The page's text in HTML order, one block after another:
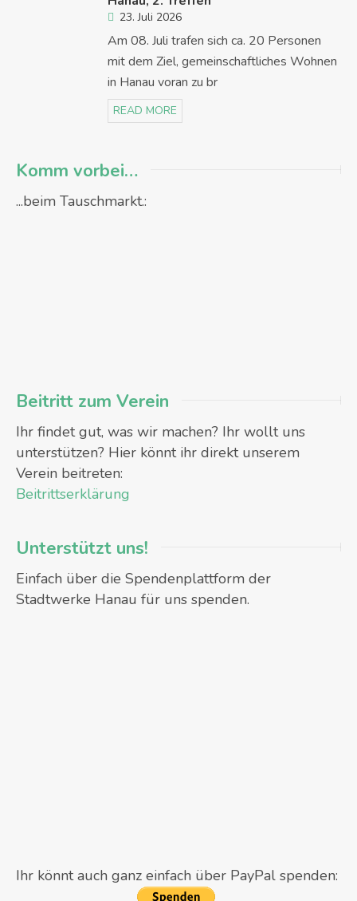
23. Juli 2026
Am 08. Juli trafen sich ca. 20 Personen
mit dem Ziel, gemeinschaftliches Wohnen
in Hanau voran zu br
READ MORE
Komm vorbei…
...beim Tauschmarkt.:
Beitritt zum Verein
Ihr findet gut, was wir machen? Ihr wollt uns
unterstützen? Hier könnt ihr direkt unserem
Verein beitreten:
Beitrittserklärung
Unterstützt uns!
Einfach über die Spendenplattform der
Stadtwerke Hanau für uns spenden.
Ihr könnt auch ganz einfach über PayPal spenden: